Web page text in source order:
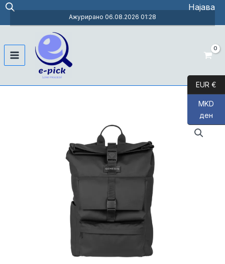
Skip
content
Најава
Ажурирано 06.08.2026 01:28
Main
EUR €
MKD
ден